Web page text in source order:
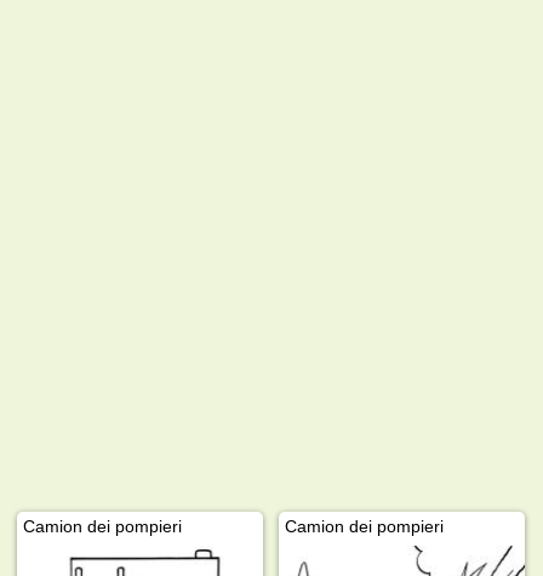
Camion dei pompieri Camion dei pompieri